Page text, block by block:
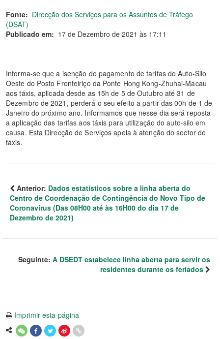
Fonte: Direcção dos Serviços para os Assuntos de Tráfego
(DSAT)
Publicado em: 17 de Dezembro de 2021 às 17:11
Informa-se que a isenção do pagamento de tarifas do Auto-Silo
Oeste do Posto Fronteiriço da Ponte Hong Kong-Zhuhai-Macau
aos táxis, aplicada desde as 15h de 5 de Outubro até 31 de
Dezembro de 2021, perderá o seu efeito a partir das 00h de 1 de
Janeiro do próximo ano. Informamos que nesse dia será reposta
a aplicação das tarifas aos táxis para utilização do auto-silo em
causa. Esta Direcção de Serviços apela à atenção do sector de
táxis.
Anterior: Dados estatísticos sobre a linha aberta do
Centro de Coordenação de Contingência do Novo Tipo de
Coronavírus (Das 08H00 até às 16H00 do dia 17 de
Dezembro de 2021)
Seguinte: A DSEDT estabelece linha aberta para servir os
residentes durante os feriados
Imprimir esta página